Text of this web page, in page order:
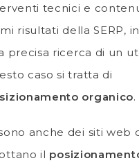
tecnici e
risultati della SERP,
precisa ricerca di un
caso si tratta di
organico.
anche dei siti web
il